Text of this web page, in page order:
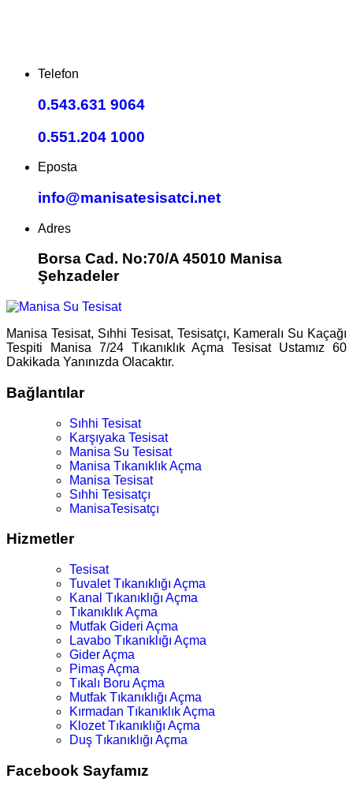
Telefon
0.543.631 9064
0.551.204 1000
Eposta
info@manisatesisatci.net
Adres
Borsa Cad. No:70/A 45010 Manisa
Şehzadeler
Manisa Tesisat, Sıhhi Tesisat, Tesisatçı, Kameralı Su Kaçağı
Tespiti Manisa 7/24 Tıkanıklık Açma Tesisat Ustamız 60
Dakikada Yanınızda Olacaktır.
Bağlantılar
Sıhhi Tesisat
Karşıyaka Tesisat
Manisa Su Tesisat
Manisa Tıkanıklık Açma
Manisa Tesisat
Sıhhi Tesisatçı
ManisaTesisatçı
Hizmetler
Tesisat
Tuvalet Tıkanıklığı Açma
Kanal Tıkanıklığı Açma
Tıkanıklık Açma
Mutfak Gideri Açma
Lavabo Tıkanıklığı Açma
Gider Açma
Pimaş Açma
Tıkalı Boru Açma
Mutfak Tıkanıklığı Açma
Kırmadan Tıkanıklık Açma
Klozet Tıkanıklığı Açma
Duş Tıkanıklığı Açma
Facebook Sayfamız